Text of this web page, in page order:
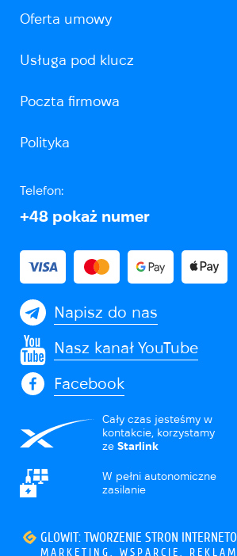
Oferta umowy
Usługa pod klucz
Poczta firmowa
Polityka
Telefon:
+48 pokaż numer
Napisz do nas
Nasz kanał YouTube
Facebook
Cały czas jesteśmy w
kontakcie, korzystamy
ze Starlink
W pełni autonomiczne
zasilanie
GLOWIT: TWORZENIE STRON
MARKETING, WSPARCIE,